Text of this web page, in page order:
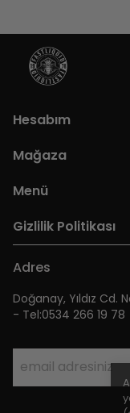
Hesabım
Mağaza
Menü
Gizlilik Politikası
Adres
Doğanay, Yıldız Cd.
- Tel:0534 266 19 78